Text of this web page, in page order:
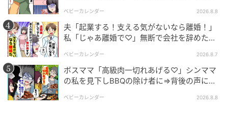
ベビーカレンダー 2026.8.8
夫「起業する！支える気がないなら離婚！」
私「じゃあ離婚で♡」無断で会社を辞めた元
ベビーカレンダー 2026.8.7
ボスママ「高級肉一切れあげる♡」シンママ
の私を見下しBBQの除け者に⇒背後の声に突
ベビーカレンダー 2026.8.8